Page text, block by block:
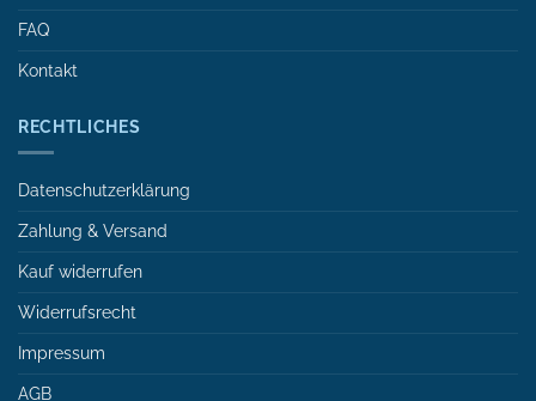
FAQ
Kontakt
RECHTLICHES
Datenschutzerklärung
Zahlung & Versand
Kauf widerrufen
Widerrufsrecht
Impressum
AGB